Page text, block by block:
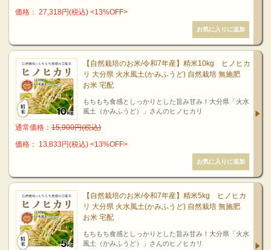
価格： 27,318円(税込) <13%OFF>
【自然栽培のお米/令和7年産】精米10kg ヒノヒカ
リ 大分県 火水風土(かみふうど) 自然栽培 無施肥
お米 宅配
もちもち食感としっかりとした旨み甘み！大分県「火水
風土（かみふうど）」さんのヒノヒカリ
通常価格： 15,900円(税込)
価格： 13,833円(税込) <13%OFF>
【自然栽培のお米/令和7年産】精米5kg ヒノヒカ
リ 大分県 火水風土(かみふうど) 自然栽培 無施肥
お米 宅配
もちもち食感としっかりとした旨み甘み！大分県「火水
風土（かみふうど）」さんのヒノヒカリ